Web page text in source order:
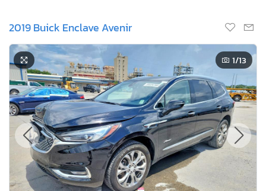
2019 Buick Enclave Avenir
1/13